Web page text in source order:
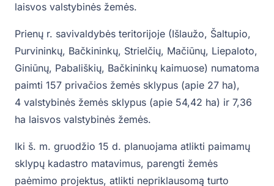
laisvos valstybinės žemės.
Prienų r. savivaldybės teritorijoje (Išlaužo, Šaltupio,
Purvininkų, Bačkininkų, Strielčių, Mačiūnų, Liepaloto,
Giniūnų, Pabališkių, Bačkininkų kaimuose) numatoma
paimti 157 privačios žemės sklypus (apie 27 ha),
4 valstybinės žemės sklypus (apie 54,42 ha) ir 7,36
ha laisvos valstybinės žemės.
Iki š. m. gruodžio 15 d. planuojama atlikti paimamų
sklypų kadastro matavimus, parengti žemės
paėmimo projektus, atlikti nepriklausomą turto